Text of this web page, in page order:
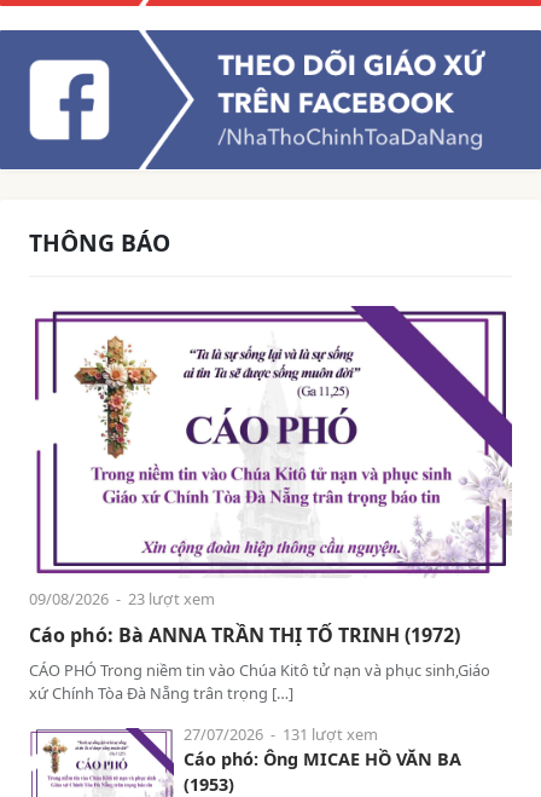
THÔNG BÁO
09/08/2026 - 23 lượt xem
Cáo phó: Bà ANNA TRẦN THỊ TỐ TRINH (1972)
CÁO PHÓ Trong niềm tin vào Chúa Kitô tử nạn và phục sinh,Giáo
xứ Chính Tòa Đà Nẵng trân trọng […]
27/07/2026 - 131 lượt xem
Cáo phó: Ông MICAE HỒ VĂN BA
(1953)